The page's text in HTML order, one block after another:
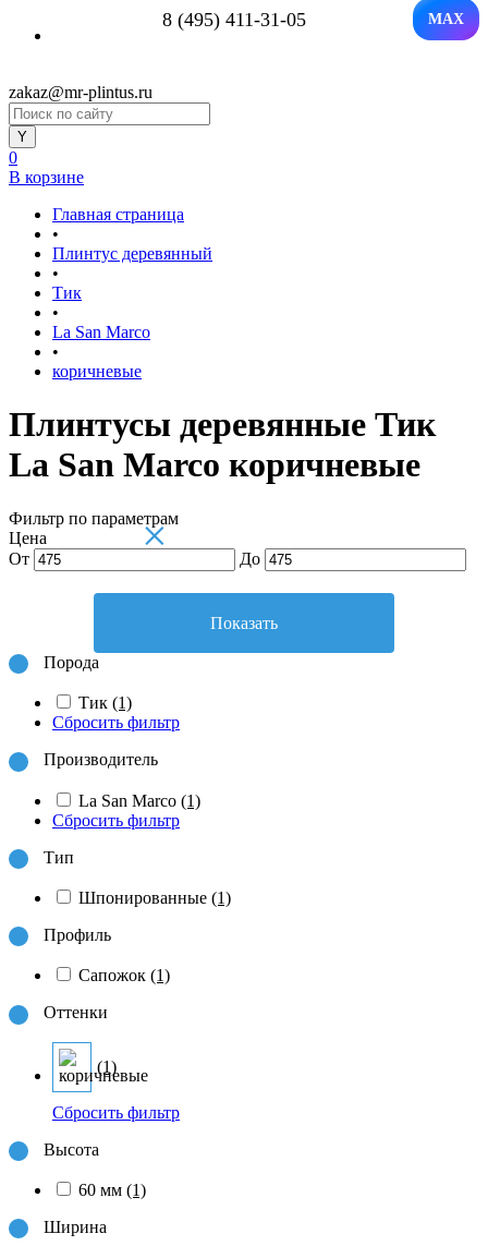
8 (495) 411-31-05 MAX
zakaz@mr-plintus.ru
0
В корзине
Главная страница
•
Плинтус деревянный
•
Тик
•
La San Marco
•
коричневые
Плинтусы деревянные Тик
La San Marco коричневые
Фильтр по параметрам
×
Цена
От
До
Показать
Порода
Тик (1)
Сбросить фильтр
Производитель
La San Marco (1)
Сбросить фильтр
Тип
Шпонированные (1)
Профиль
Сапожок (1)
Оттенки
(1)
Сбросить фильтр
Высота
60 мм (1)
Ширина